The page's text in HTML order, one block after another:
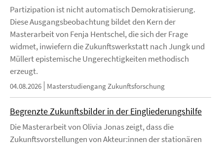
Partizipation ist nicht automatisch Demokratisierung.
Diese Ausgangsbeobachtung bildet den Kern der
Masterarbeit von Fenja Hentschel, die sich der Frage
widmet, inwiefern die Zukunftswerkstatt nach Jungk und
Müllert epistemische Ungerechtigkeiten methodisch
erzeugt.
04.08.2026 Masterstudiengang Zukunftsforschung
Begrenzte Zukunftsbilder in der Eingliederungshilfe
Die Masterarbeit von Olivia Jonas zeigt, dass die
Zukunftsvorstellungen von Akteur:innen der stationären